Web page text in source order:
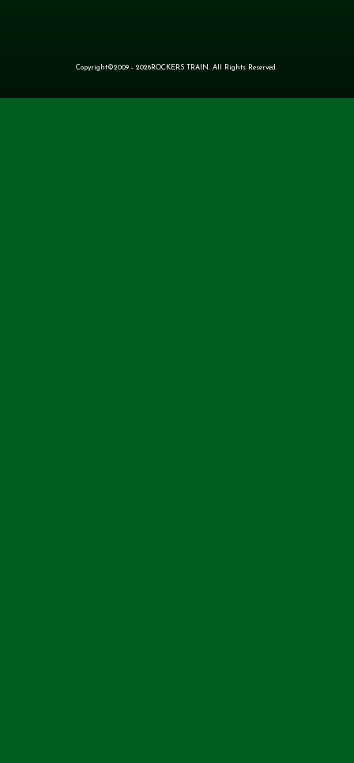
Copyright©2009 - 2026ROCKERS TRAIN. All Rights Reserved.